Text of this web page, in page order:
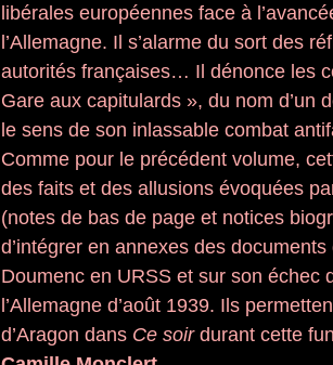
libérales européennes face à
l’Allemagne. Il s’alarme du sort des
autorités françaises… Il dénonce les
Gare aux capitulards », du nom d’un
le sens de son inlassable combat
Comme pour le précédent volume,
des faits et des allusions évoquées
(notes de bas de page et notices
d’intégrer en annexes des
Doumenc en URSS et sur son échec
l’Allemagne d’août 1939. Ils
d’Aragon dans Ce soir durant cette